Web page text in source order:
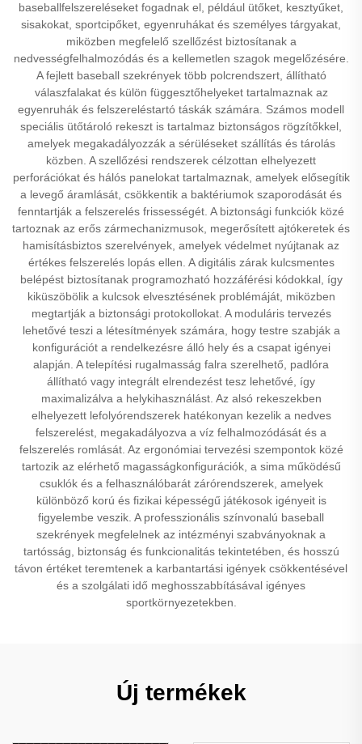
baseballfelszereléseket fogadnak el, például ütőket, kesztyűket,
sisakokat, sportcipőket, egyenruhákat és személyes tárgyakat,
miközben megfelelő szellőzést biztosítanak a
nedvességfelhalmozódás és a kellemetlen szagok megelőzésére.
A fejlett baseball szekrények több polcrendszert, állítható
válaszfalakat és külön függesztőhelyeket tartalmaznak az
egyenruhák és felszereléstartó táskák számára. Számos modell
speciális ütőtároló rekeszt is tartalmaz biztonságos rögzítőkkel,
amelyek megakadályozzák a sérüléseket szállítás és tárolás
közben. A szellőzési rendszerek célzottan elhelyezett
perforációkat és hálós panelokat tartalmaznak, amelyek elősegítik
a levegő áramlását, csökkentik a baktériumok szaporodását és
fenntartják a felszerelés frissességét. A biztonsági funkciók közé
tartoznak az erős zármechanizmusok, megerősített ajtókeretek és
hamisításbiztos szerelvények, amelyek védelmet nyújtanak az
értékes felszerelés lopás ellen. A digitális zárak kulcsmentes
belépést biztosítanak programozható hozzáférési kódokkal, így
kiküszöbölik a kulcsok elvesztésének problémáját, miközben
megtartják a biztonsági protokollokat. A moduláris tervezés
lehetővé teszi a létesítmények számára, hogy testre szabják a
konfigurációt a rendelkezésre álló hely és a csapat igényei
alapján. A telepítési rugalmasság falra szerelhető, padlóra
állítható vagy integrált elrendezést tesz lehetővé, így
maximalizálva a helykihasználást. Az alsó rekeszekben
elhelyezett lefolyórendszerek hatékonyan kezelik a nedves
felszerelést, megakadályozva a víz felhalmozódását és a
felszerelés romlását. Az ergonómiai tervezési szempontok közé
tartozik az elérhető magasságkonfigurációk, a sima működésű
csuklók és a felhasználóbarát zárórendszerek, amelyek
különböző korú és fizikai képességű játékosok igényeit is
figyelembe veszik. A professzionális színvonalú baseball
szekrények megfelelnek az intézményi szabványoknak a
tartósság, biztonság és funkcionalitás tekintetében, és hosszú
távon értéket teremtenek a karbantartási igények csökkentésével
és a szolgálati idő meghosszabbításával igényes
sportkörnyezetekben.
Új termékek